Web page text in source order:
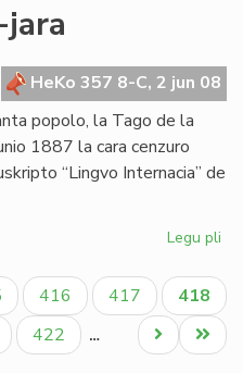
HeKo 357 8-C, 2 jun 08
popolo, la Tago de la
1887 la cara cenzuro
“Lingvo Internacia” de
Legu pli
Paĝo
416 Paĝo
417
Aktuala
paĝo
418
Paĝo
422 …
Last
page
Next
page